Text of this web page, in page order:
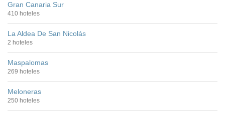
Gran Canaria Sur
410 hoteles
La Aldea De San Nicolás
2 hoteles
Maspalomas
269 hoteles
Meloneras
250 hoteles